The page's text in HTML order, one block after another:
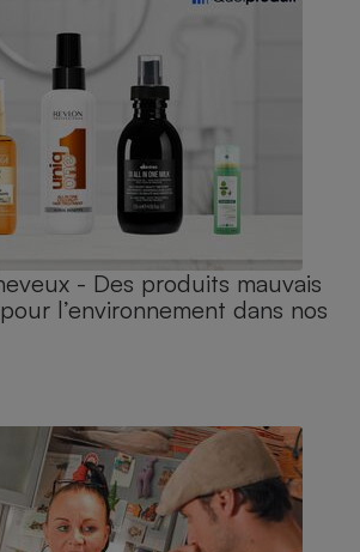
- Des produits mauvais
l’environnement dans nos